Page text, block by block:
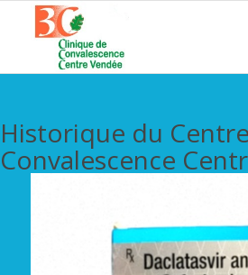
Historique du
Convalescence